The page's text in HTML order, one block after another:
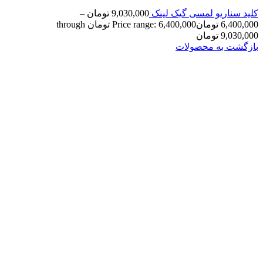
کلید سناریو لمسی گیک لینک 9,030,000 تومان –
6,400,000 تومان
Price range: 6,400,000 تومان through
9,030,000 تومان
بازگشت به محصولات